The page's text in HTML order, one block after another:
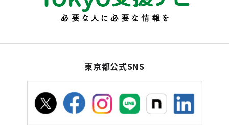
東京都公式SNS